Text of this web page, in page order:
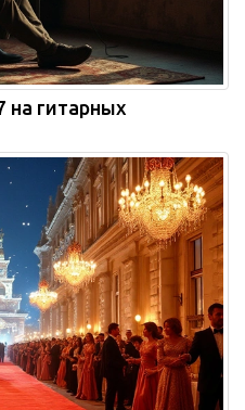
на гитарных